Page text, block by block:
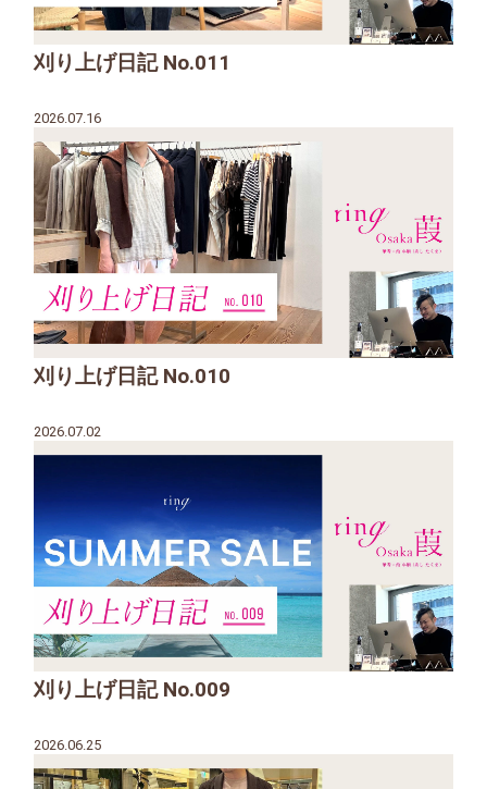
刈り上げ日記 No.011
2026.07.16
刈り上げ日記 No.010
2026.07.02
刈り上げ日記 No.009
2026.06.25